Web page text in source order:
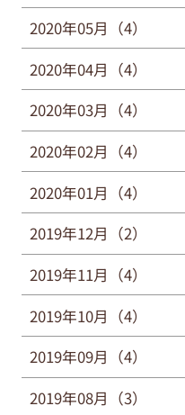
2020年05月（4）
2020年04月（4）
2020年03月（4）
2020年02月（4）
2020年01月（4）
2019年12月（2）
2019年11月（4）
2019年10月（4）
2019年09月（4）
2019年08月（3）